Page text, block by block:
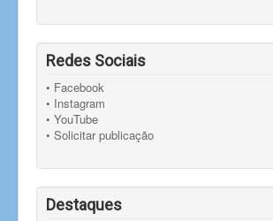
Redes Sociais
• Facebook
• Instagram
• YouTube
• Solicitar publicação
Destaques